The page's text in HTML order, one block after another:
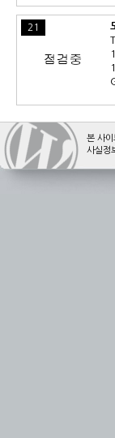
21
본 사
사실정